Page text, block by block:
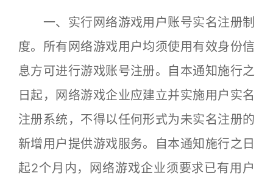
一、实行网络游戏用户账号实名注册制
度。所有网络游戏用户均须使用有效身份信
息方可进行游戏账号注册。自本通知施行之
日起，网络游戏企业应建立并实施用户实名
注册系统，不得以任何形式为未实名注册的
新增用户提供游戏服务。自本通知施行之日
起2个月内，网络游戏企业须要求已有用户